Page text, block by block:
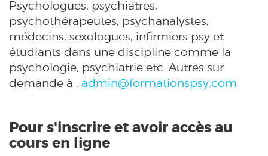
Psychologues, psychiatres,
psychothérapeutes, psychanalystes,
médecins, sexologues, infirmiers psy et
étudiants dans une discipline comme la
psychologie, psychiatrie etc. Autres sur
demande à : admin@formationspsy.com
Pour s'inscrire et avoir accès au
cours en ligne